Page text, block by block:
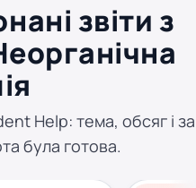
звіти з
Help: тема, обсяг і за
була готова.